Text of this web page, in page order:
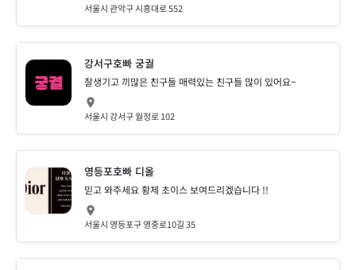
서울시 관악구 시흥대로 552
강서구호빠 궁궐
잘생기고 끼많은 친구들 매력있는 친구들 많이 있어요~
서울시 강서구 월정로 102
영등포호빠 디올
믿고 와주세요 황제 초이스 보여드리겠습니다 !!
서울시 영등포구 영중로10길 35